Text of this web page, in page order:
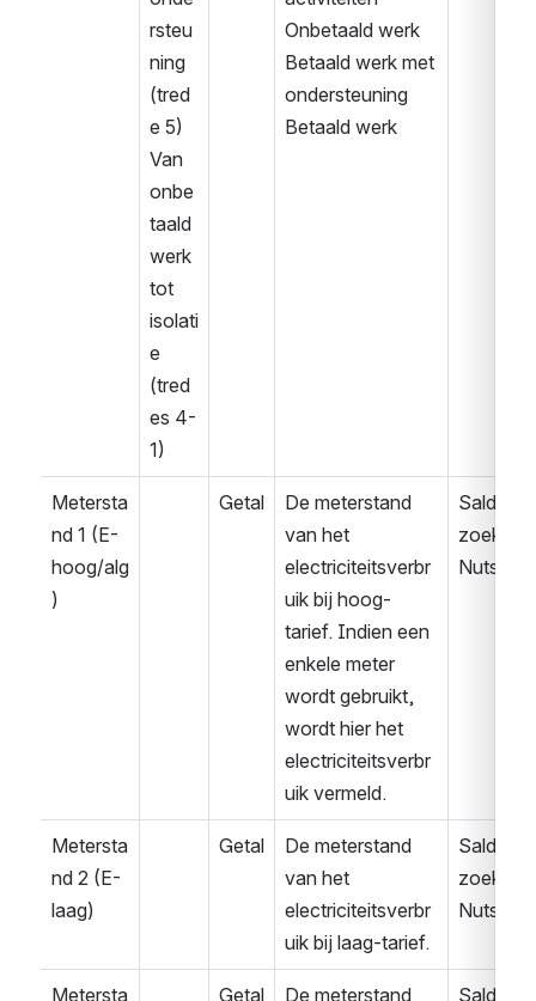
rsteu
ning
(tred
e 5)
Van
onbe
taald
werk
tot
isolati
e
(tred
es 4-
1)
Onbetaald werk
Betaald werk met
ondersteuning
Betaald werk
Metersta
nd 1 (E-
hoog/alg
)
Getal
De meterstand
van het
electriciteitsverbr
uik bij hoog-
tarief. Indien een
enkele meter
wordt gebruikt,
wordt hier het
electriciteitsverbr
uik vermeld.
Saldover
zoek
Nuts
Metersta
nd 2 (E-
laag)
Getal
De meterstand
van het
electriciteitsverbr
uik bij laag-tarief.
Saldover
zoek
Nuts
Metersta Getal De meterstand Saldover